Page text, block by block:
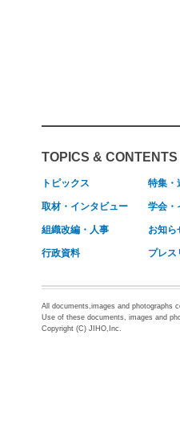
TOPICS & CONTENTS
トピックス 特集・
取材・インタビュー 学会・
組織改編・人事 お知ら
行政資料 プレス
All documents,images and photographs
Use of these documents, images and
Copyright (C) JIHO,Inc.